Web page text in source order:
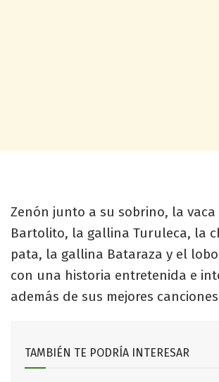
Zenón junto a su sobrino, la
Bartolito, la gallina Turuleca, la
pata, la gallina Bataraza y el
con una historia entretenida e
además de sus mejores
TAMBIÉN TE PODRÍA INTERESAR